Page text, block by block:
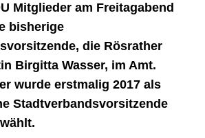
Mitglieder am Freitagabend
bisherige
die Rösrather
Birgitta Wasser, im Amt.
wurde erstmalig 2017 als
Stadtverbandsvorsitzende